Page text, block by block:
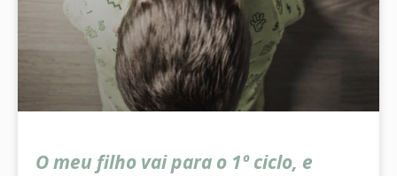
O meu filho vai para o 1º ciclo, e